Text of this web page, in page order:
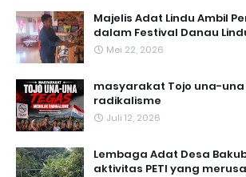
Majelis Adat Lindu Ambil
dalam Festival Danau
Mei 22, 2026
masyarakat Tojo una-
radikalisme
Juli 12, 2026
Lembaga Adat Desa
aktivitas PETI yang